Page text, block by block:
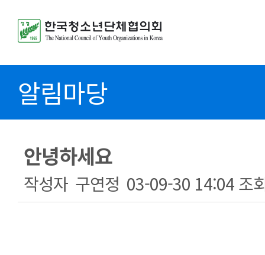
알림마당
안녕하세요
작성자 구연정 03-09-30 14:04 조